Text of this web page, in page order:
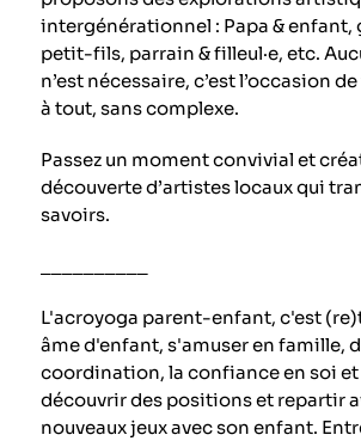
intergénérationnel : Papa & enfant,
petit-fils, parrain & filleul·e, etc.
n’est nécessaire, c’est l’occasion
à tout, sans complexe.
Passez un moment convivial et
découverte d’artistes locaux qui
savoirs.
L'acroyoga parent-enfant, c'est
âme d'enfant, s'amuser en famille,
coordination, la confiance en soi et
découvrir des positions et repartir
nouveaux jeux avec son enfant.